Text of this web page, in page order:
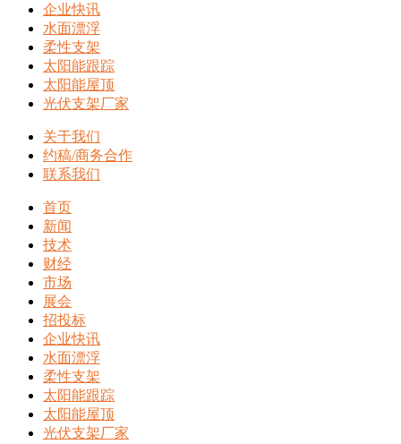
企业快讯
水面漂浮
柔性支架
太阳能跟踪
太阳能屋顶
光伏支架厂家
关于我们
约稿/商务合作
联系我们
首页
新闻
技术
财经
市场
展会
招投标
企业快讯
水面漂浮
柔性支架
太阳能跟踪
太阳能屋顶
光伏支架厂家